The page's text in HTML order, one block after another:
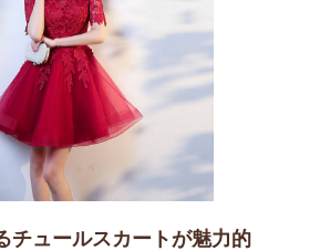
チュールスカートが魅力的